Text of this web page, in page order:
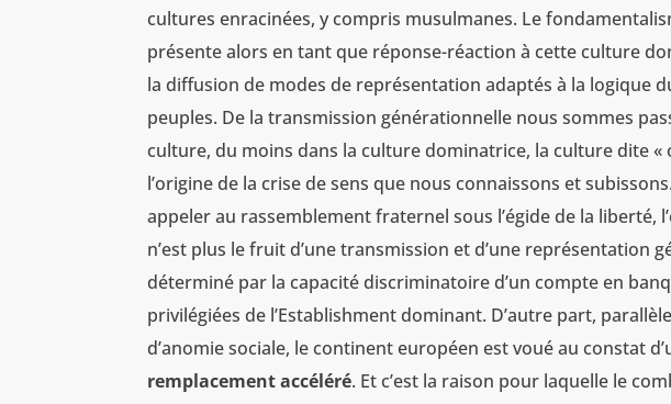
cultures enracinées, y compris musulmanes. Le
présente alors en tant que réponse-réaction à cette culture
la diffusion de modes de représentation adaptés à la logique
peuples. De la transmission générationnelle nous sommes
culture, du moins dans la culture dominatrice, la culture dite «
l’origine de la crise de sens que nous connaissons et
appeler au rassemblement fraternel sous l’égide de la liberté,
n’est plus le fruit d’une transmission et d’une représentation
déterminé par la capacité discriminatoire d’un compte en
privilégiées de l’Establishment dominant. D’autre part,
d’anomie sociale, le continent européen est voué au constat
remplacement accéléré. Et c’est la raison pour laquelle le